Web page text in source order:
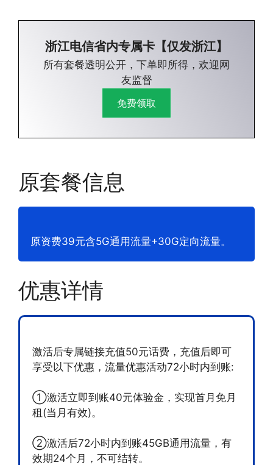
浙江电信省内专属卡【仅发浙江】
所有套餐透明公开，下单即所得，欢迎网
友监督
免费领取
原套餐信息
原资费39元含5G通用流量+30G定向流量。
优惠详情
激活后专属链接充值50元话费，充值后即可
享受以下优惠，流量优惠活动72小时内到账:
①激活立即到账40元体验金，实现首月免月
租(当月有效)。
②激活后72小时内到账45GB通用流量，有
效期24个月，不可结转。